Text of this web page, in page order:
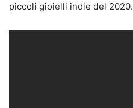
piccoli gioielli indie del 2020.